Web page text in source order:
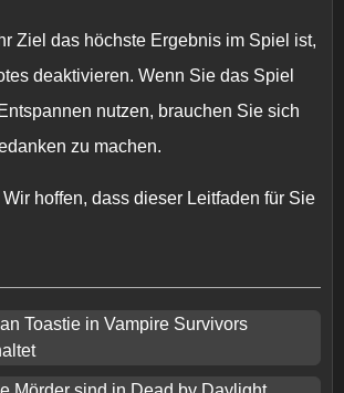
Ziel das höchste Ergebnis im Spiel ist,
deaktivieren. Wenn Sie das Spiel
nutzen, brauchen Sie sich
zu machen.
hoffen, dass dieser Leitfaden für Sie
Toastie in Vampire Survivors